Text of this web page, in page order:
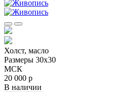
Холст, масло
Размеры 30х30
МСК
20 000 р
В наличии